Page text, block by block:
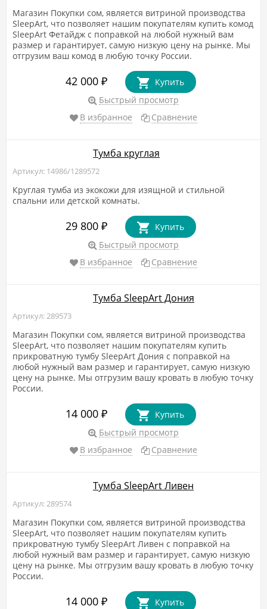
Магазин Покупки сом, является витриной производства
SleepArt, что позволяет нашим покупателям купить комод
SleepArt Фетайдж с поправкой на любой нужный вам
размер и гарантирует, самую низкую цену на рынке. Мы
отгрузим ваш комод в любую точку России.
42 000 ₽
Купить
Быстрый просмотр
В избранное
Сравнение
Тумба круглая
Артикул: 14986/1289572
​Круглая тумба из экокожи для изящной и стильной
спальни или детской комнаты.
29 800 ₽
Купить
Быстрый просмотр
В избранное
Сравнение
Тумба SleepArt Дония
Артикул: 289573
Магазин Покупки сом, является витриной производства
SleepArt, что позволяет нашим покупателям купить
прикроватную тумбу SleepArt Дония с поправкой на
любой нужный вам размер и гарантирует, самую низкую
цену на рынке. Мы отгрузим вашу кровать в любую точку
России.
14 000 ₽
Купить
Быстрый просмотр
В избранное
Сравнение
Тумба SleepArt Ливен
Артикул: 289574
Магазин Покупки сом, является витриной производства
SleepArt, что позволяет нашим покупателям купить
прикроватную тумбу SleepArt Ливен с поправкой на
любой нужный вам размер и гарантирует, самую низкую
цену на рынке. Мы отгрузим вашу кровать в любую точку
России.
14 000 ₽
Купить